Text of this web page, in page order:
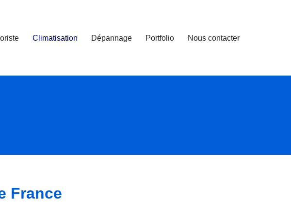
Climatisation Dépannage Portfolio Nous contacter
France